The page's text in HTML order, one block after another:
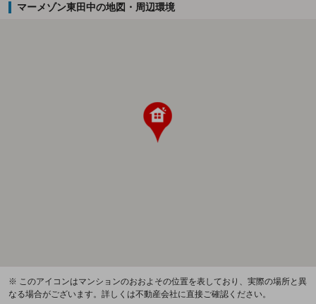
マーメゾン東田中の地図・周辺環境
※ このアイコンはマンションのおおよその位置を表しており、実際の場所と異
なる場合がございます。詳しくは不動産会社に直接ご確認ください。